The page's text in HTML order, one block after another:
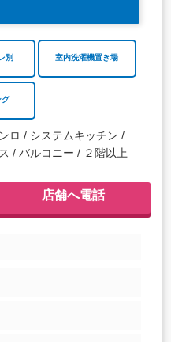
別 室内洗濯機置き場
グ
ロ
システムキッチン
バルコニー ２階以上
店舗へ電話